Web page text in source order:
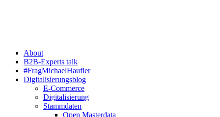
About
B2B-Experts talk
#FragMichaelHaufler
Digitalisierungsblog
E-Commerce
Digitalisierung
Stammdaten
Open Masterdata